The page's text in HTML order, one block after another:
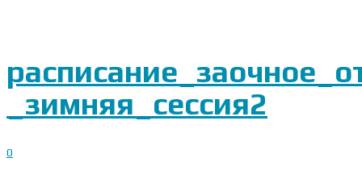
_зимняя_сессия2
0